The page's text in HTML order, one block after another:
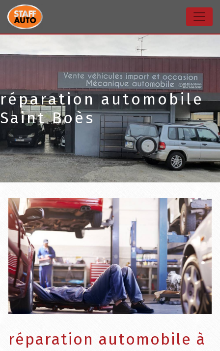
Panneau de gestion des cookies
réparation automobile
Saint Boès
réparation automobile à